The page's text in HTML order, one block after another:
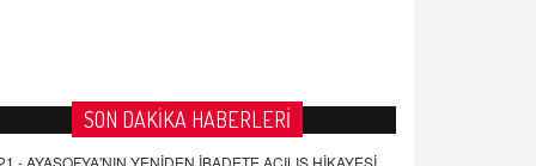
SON DAKİKA HABERLERİ
- AYASOFYA'NIN YENİDEN İBADETE AÇILIŞ HİKAYESİ